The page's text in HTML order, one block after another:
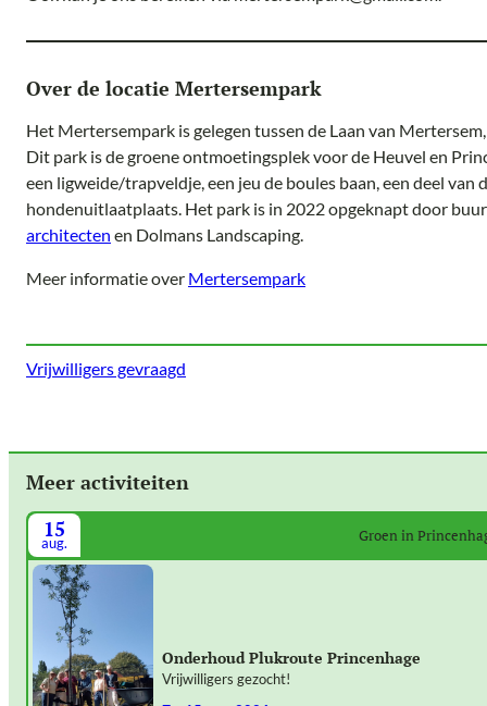
Over de locatie Mertersempark
Het Mertersempark is gelegen tussen de Laan van
Dit park is de groene ontmoetingsplek voor de Heuvel en
een ligweide/trapveldje, een jeu de boules baan, een deel
hondenuitlaatplaats. Het park is in 2022 opgeknapt door
architecten en Dolmans Landscaping.
Meer informatie over Mertersempark
Vrijwilligers gevraagd
Meer activiteiten
15
aug. Groen in
Onderhoud Plukroute Princenhage
Vrijwilligers gezocht!